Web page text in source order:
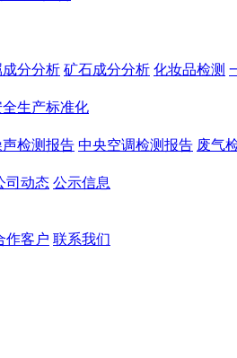
分分析 矿石成分分析 化妆品检测
全生产标准化
声检测报告 中央空调检测报告 废气
司动态 公示信息
作客户 联系我们